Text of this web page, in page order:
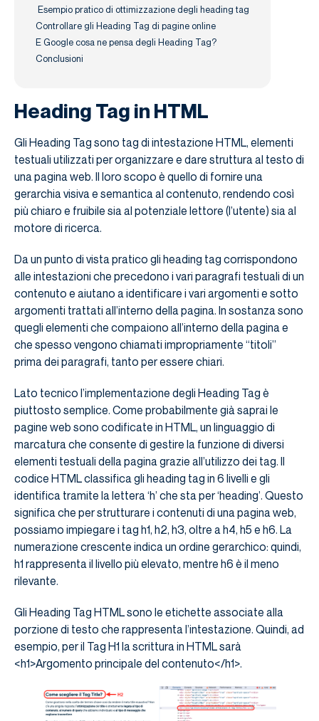
Esempio pratico di ottimizzazione degli heading tag
Controllare gli Heading Tag di pagine online
E Google cosa ne pensa degli Heading Tag?
Conclusioni
Heading Tag in HTML
Gli Heading Tag sono tag di intestazione HTML, elementi
testuali utilizzati per organizzare e dare struttura al testo di
una pagina web. Il loro scopo è quello di fornire una
gerarchia visiva e semantica al contenuto, rendendo così
più chiaro e fruibile sia al potenziale lettore (l’utente) sia al
motore di ricerca.
Da un punto di vista pratico gli heading tag corrispondono
alle intestazioni che precedono i vari paragrafi testuali di un
contenuto e aiutano a identificare i vari argomenti e sotto
argomenti trattati all’interno della pagina. In sostanza sono
quegli elementi che compaiono all’interno della pagina e
che spesso vengono chiamati impropriamente “titoli”
prima dei paragrafi, tanto per essere chiari.
Lato tecnico l’implementazione degli Heading Tag è
piuttosto semplice. Come probabilmente già saprai le
pagine web sono codificate in HTML, un linguaggio di
marcatura che consente di gestire la funzione di diversi
elementi testuali della pagina grazie all’utilizzo dei tag. Il
codice HTML classifica gli heading tag in 6 livelli e gli
identifica tramite la lettera ‘h’ che sta per ‘heading’. Questo
significa che per strutturare i contenuti di una pagina web,
possiamo impiegare i tag h1, h2, h3, oltre a h4, h5 e h6. La
numerazione crescente indica un ordine gerarchico: quindi,
h1 rappresenta il livello più elevato, mentre h6 è il meno
rilevante.
Gli Heading Tag HTML sono le etichette associate alla
porzione di testo che rappresenta l’intestazione. Quindi, ad
esempio, per il Tag H1 la scrittura in HTML sarà
<h1>Argomento principale del contenuto</h1>.